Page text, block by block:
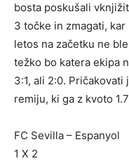
bosta poskušali
3 točke in zmagati,
letos na začetku ne
težko bo katera ekipa
3:1, ali 2:0.
remiju, ki ga z kvoto
FC Sevilla – Espanyol
1 X 2